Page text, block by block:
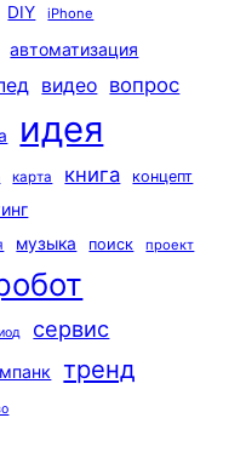
DIY iPhone
автоматизация
видео вопрос
идея
карта книга
концепт
музыка поиск проект
сервис
тренд